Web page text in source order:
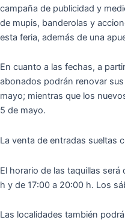
campaña de publicidad y
de mupis, banderolas y
esta feria, además de una
En cuanto a las fechas, a
abonados podrán renovar
mayo; mientras que los
5 de mayo.
La venta de entradas sueltas
El horario de las taquillas
h y de 17:00 a 20:00 h. Los
Las localidades también